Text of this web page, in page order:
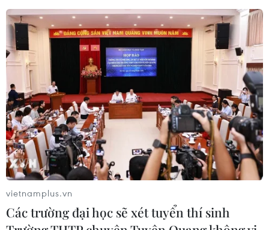
Gia Lai chấp thuận hai dự án chăn nuôi công nghệ
cao trị giá hơn 3.600 tỷ đồng
05/08/2026 06:29
vietnamplus.vn
Các trường đại học sẽ xét tuyển thí sinh